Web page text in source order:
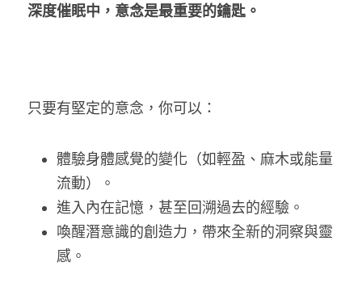
深度催眠中，意念是最重要的鑰匙。
只要有堅定的意念，你可以：
體驗身體感覺的變化（如輕盈、麻木或能量
流動）。
進入內在記憶，甚至回溯過去的經驗。
喚醒潛意識的創造力，帶來全新的洞察與靈
感。